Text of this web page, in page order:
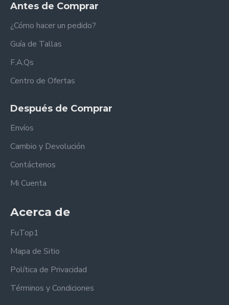
Antes de Comprar
¿Cómo hacer un pedido?
Guía de Tallas
F.A.Qs
Centro de Ofertas
Después de Comprar
Envíos
Cambio y Devolución
Contáctenos
Mi Cuenta
Acerca de
FuTop1
Mapa de Sitio
Política de Privacidad
Términos y Condiciones